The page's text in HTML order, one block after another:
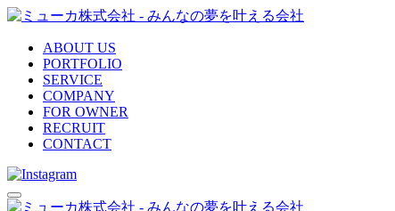
ABOUT US
PORTFOLIO
SERVICE
COMPANY
FOR OWNER
RECRUIT
CONTACT